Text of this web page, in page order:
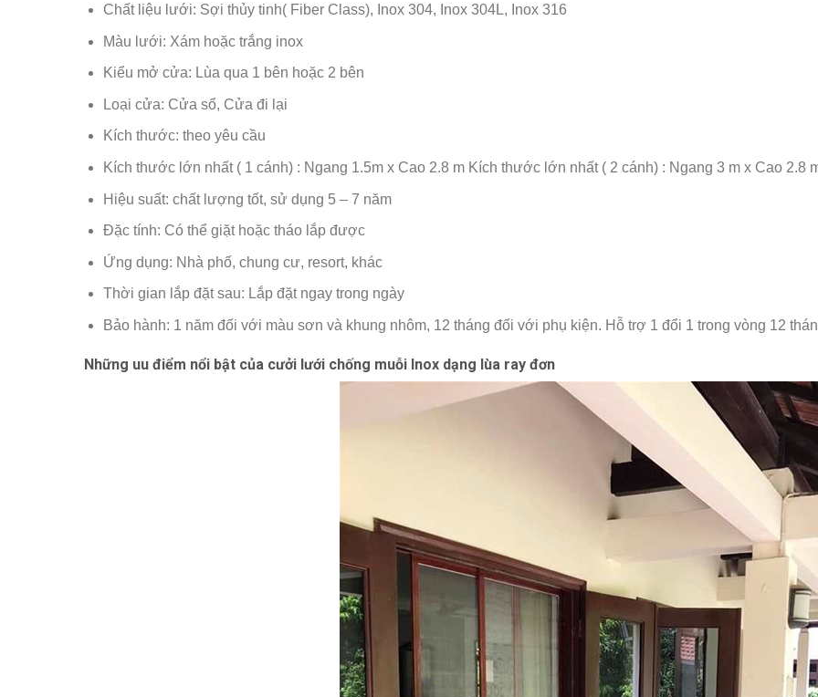
Chất liệu lưới: Sợi thủy tinh( Fiber Class), Inox 304, Inox 304L, Inox 316
Màu lưới: Xám hoặc trắng inox
Kiểu mở cửa: Lùa qua 1 bên hoặc 2 bên
Loại cửa: Cửa sổ, Cửa đi lại
Kích thước: theo yêu cầu
Kích thước lớn nhất ( 1 cánh) : Ngang 1.5m x Cao 2.8 m Kích thước lớn nhất ( 2 cánh) : Ngang 3 m x Cao 2.8
Hiệu suất: chất lượng tốt, sử dụng 5 – 7 năm
Đặc tính: Có thể giặt hoặc tháo lắp được
Ứng dụng: Nhà phố, chung cư, resort, khác
Thời gian lắp đặt sau: Lắp đặt ngay trong ngày
Bảo hành: 1 năm đối với màu sơn và khung nhôm, 12 tháng đối với phụ kiện. Hỗ trợ 1 đổi 1 trong vòng 12
Những uu điểm nổi bật của cưởi lưới chống muỗi Inox dạng lùa ray đơn